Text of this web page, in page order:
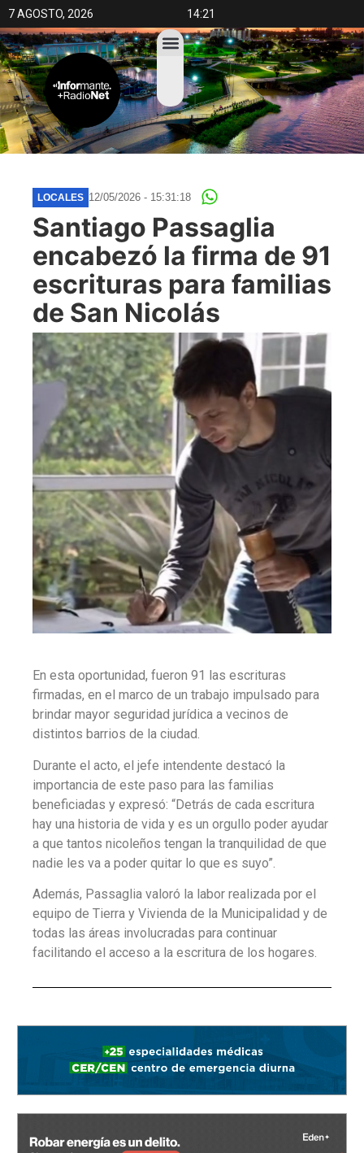
7 AGOSTO, 2026 14:21
LOCALES 12/05/2026 - 15:31:18
Santiago Passaglia
encabezó la firma de 91
escrituras para familias
de San Nicolás
En esta oportunidad, fueron 91 las escrituras
firmadas, en el marco de un trabajo impulsado para
brindar mayor seguridad jurídica a vecinos de
distintos barrios de la ciudad.
Durante el acto, el jefe intendente destacó la
importancia de este paso para las familias
beneficiadas y expresó: “Detrás de cada escritura
hay una historia de vida y es un orgullo poder ayudar
a que tantos nicoleños tengan la tranquilidad de que
nadie les va a poder quitar lo que es suyo”.
Además, Passaglia valoró la labor realizada por el
equipo de Tierra y Vivienda de la Municipalidad y de
todas las áreas involucradas para continuar
facilitando el acceso a la escritura de los hogares.